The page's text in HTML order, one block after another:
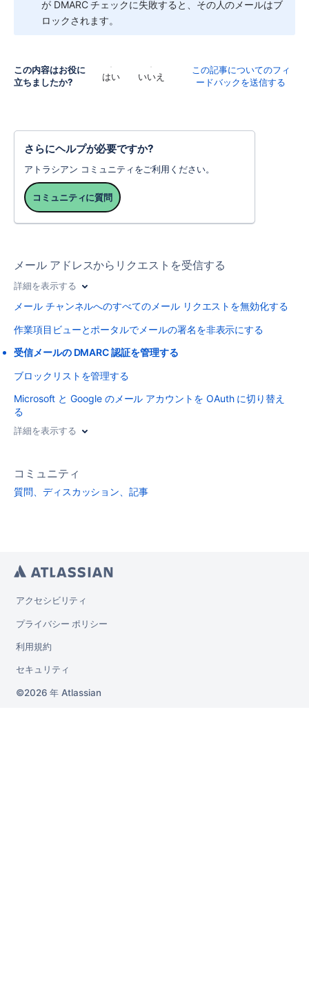
が DMARC チェックに失敗すると、その人のメールはブ
ロックされます。
この内容はお役に
立ちましたか?
はい いいえ
この記事についてのフィ
ードバックを送信する
さらにヘルプが必要ですか?
アトラシアン コミュニティをご利用ください。
コミュニティに質問
メール アドレスからリクエストを受信する
詳細を表示する
メール チャンネルへのすべてのメール リクエストを無効化する
作業項目ビューとポータルでメールの署名を非表示にする
受信メールの DMARC 認証を管理する
ブロックリストを管理する
Microsoft と Google のメール アカウントを OAuth に切り替え
る
詳細を表示する
コミュニティ
質問、ディスカッション、記事
アクセシビリティ
プライバシー ポリシー
利用規約
セキュリティ
2026 年 Atlassian